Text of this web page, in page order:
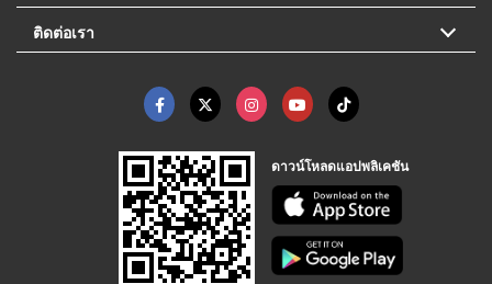
ติดต่อเรา
ดาวน์โหลดแอปพลิเคชัน